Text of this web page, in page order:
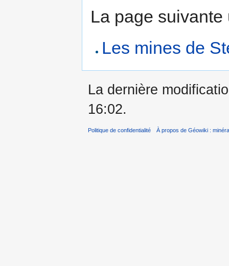
La page
Les mines de
La dernière
16:02.
Politique de confidentialité À propos de Géowiki :